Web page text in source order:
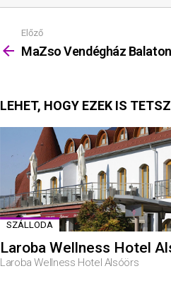
Mutass
többet
Előző
MaZso Vendégház
LEHET, HOGY EZEK IS
SZÁLLODA
Laroba Wellness Hotel
Laroba Wellness Hotel Alsóörs